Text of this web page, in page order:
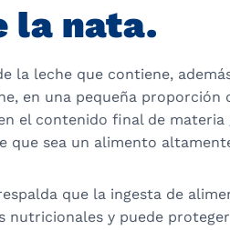
la nata.
la leche que contiene,
en una pequeña proporción
el contenido final de materia
que sea un alimento
que la ingesta de
nutricionales y puede